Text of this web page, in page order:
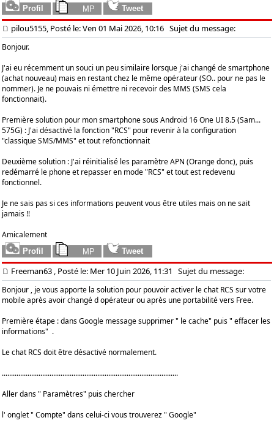
pilou5155, Posté le: Ven 01 Mai 2026, 10:16 Sujet du message:
Bonjour.
J'ai eu récemment un souci un peu similaire lorsque j'ai changé de smartphone
(achat nouveau) mais en restant chez le même opérateur (SO.. pour ne pas le
nommer). Je ne pouvais ni émettre ni recevoir des MMS (SMS cela
fonctionnait).
Première solution pour mon smartphone sous Android 16 One UI 8.5 (Sam...
575G) : J'ai désactivé la fonction "RCS" pour revenir à la configuration
"classique SMS/MMS" et tout refonctionnait
Deuxième solution : J'ai réinitialisé les paramètre APN (Orange donc), puis
redémarré le phone et repasser en mode "RCS" et tout est redevenu
fonctionnel.
Je ne sais pas si ces informations peuvent vous être utiles mais on ne sait
jamais !!
Amicalement
Freeman63 , Posté le: Mer 10 Juin 2026, 11:31 Sujet du message:
Bonjour , je vous apporte la solution pour pouvoir activer le chat RCS sur votre
mobile après avoir changé d opérateur ou après une portabilité vers Free.
Première étape : dans Google message supprimer " le cache" puis " effacer les
informations" .
Le chat RCS doit être désactivé normalement.
................................................................................................
Aller dans " Paramètres" puis chercher
l' onglet " Compte" dans celui-ci vous trouverez " Google"